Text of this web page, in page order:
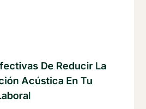
De Reducir La
Acústica En Tu